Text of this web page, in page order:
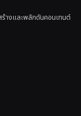
างและพลักดันคอนเทนต์